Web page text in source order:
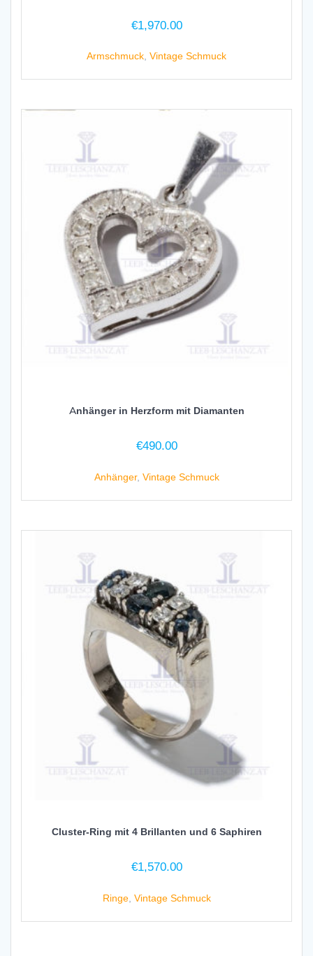
€1,970.00
Armschmuck, Vintage Schmuck
Anhänger in Herzform mit Diamanten
€490.00
Anhänger, Vintage Schmuck
Cluster-Ring mit 4 Brillanten und 6 Saphiren
€1,570.00
Ringe, Vintage Schmuck